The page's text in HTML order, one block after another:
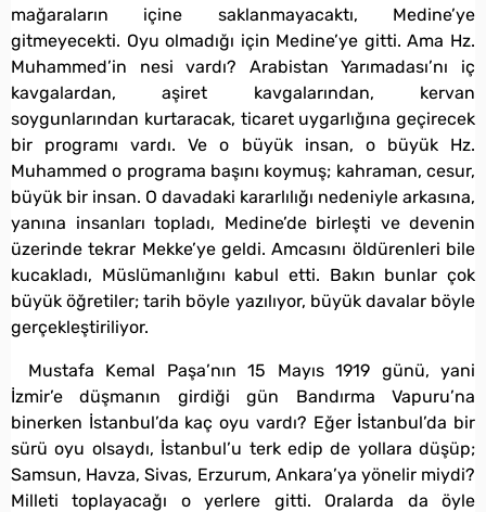
mağaraların içine saklanmayacaktı, Medine’ye
gitmeyecekti. Oyu olmadığı için Medine’ye gitti. Ama Hz.
Muhammed’in nesi vardı? Arabistan Yarımadası’nı iç
kavgalardan, aşiret kavgalarından, kervan
soygunlarından kurtaracak, ticaret uygarlığına geçirecek
bir programı vardı. Ve o büyük insan, o büyük Hz.
Muhammed o programa başını koymuş; kahraman, cesur,
büyük bir insan. O davadaki kararlılığı nedeniyle arkasına,
yanına insanları topladı, Medine’de birleşti ve devenin
üzerinde tekrar Mekke’ye geldi. Amcasını öldürenleri bile
kucakladı, Müslümanlığını kabul etti. Bakın bunlar çok
büyük öğretiler; tarih böyle yazılıyor, büyük davalar böyle
gerçekleştiriliyor.
Mustafa Kemal Paşa’nın 15 Mayıs 1919 günü, yani
İzmir’e düşmanın girdiği gün Bandırma Vapuru’na
binerken İstanbul’da kaç oyu vardı? Eğer İstanbul’da bir
sürü oyu olsaydı, İstanbul’u terk edip de yollara düşüp;
Samsun, Havza, Sivas, Erzurum, Ankara’ya yönelir miydi?
Milleti toplayacağı o yerlere gitti. Oralarda da öyle